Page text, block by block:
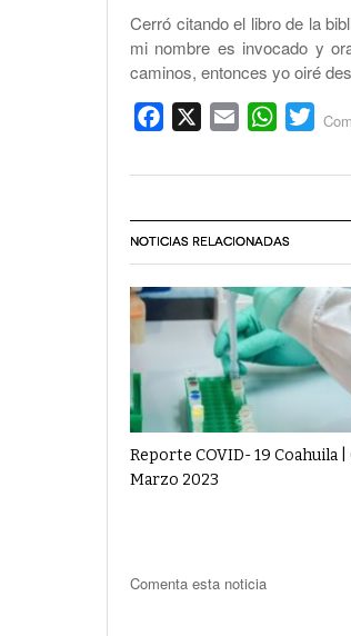
Cerró citando el libro de la
mi nombre es invocado y
caminos, entonces yo oiré
Facebook Email WhatsApp
NOTICIAS RELACIONADAS
Reporte COVID- 19 Coahuila |
Marzo 2023
Comenta esta noticia